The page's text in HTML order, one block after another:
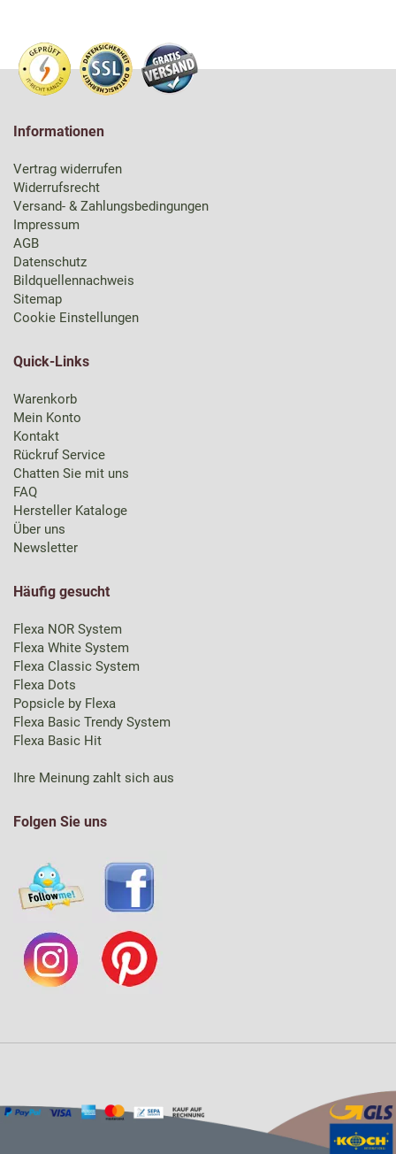
Informationen
Vertrag widerrufen
Widerrufsrecht
Versand- & Zahlungsbedingungen
Impressum
AGB
Datenschutz
Bildquellennachweis
Sitemap
Cookie Einstellungen
Quick-Links
Warenkorb
Mein Konto
Kontakt
Rückruf Service
Chatten Sie mit uns
FAQ
Hersteller Kataloge
Über uns
Newsletter
Häufig gesucht
Flexa NOR System
Flexa White System
Flexa Classic System
Flexa Dots
Popsicle by Flexa
Flexa Basic Trendy System
Flexa Basic Hit
Ihre Meinung zahlt sich aus
Folgen Sie uns